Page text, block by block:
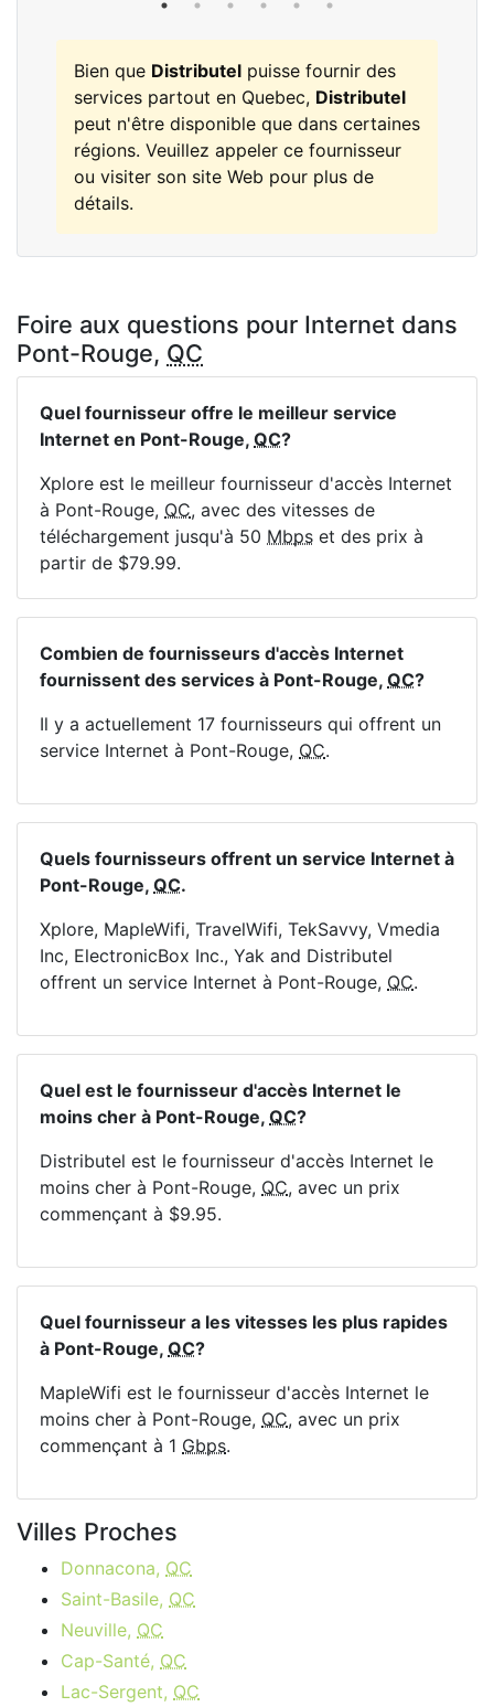
Bien que Distributel puisse fournir des
services partout en Quebec, Distributel
peut n'être disponible que dans certaines
régions. Veuillez appeler ce fournisseur
ou visiter son site Web pour plus de
détails.
Foire aux questions pour Internet dans
Pont-Rouge, QC
Quel fournisseur offre le meilleur service
Internet en Pont-Rouge, QC?
Xplore est le meilleur fournisseur d'accès Internet
à Pont-Rouge, QC, avec des vitesses de
téléchargement jusqu'à 50 Mbps et des prix à
partir de $79.99.
Combien de fournisseurs d'accès Internet
fournissent des services à Pont-Rouge, QC?
Il y a actuellement 17 fournisseurs qui offrent un
service Internet à Pont-Rouge, QC.
Quels fournisseurs offrent un service Internet à
Pont-Rouge, QC.
Xplore, MapleWifi, TravelWifi, TekSavvy, Vmedia
Inc, ElectronicBox Inc., Yak and Distributel
offrent un service Internet à Pont-Rouge, QC.
Quel est le fournisseur d'accès Internet le
moins cher à Pont-Rouge, QC?
Distributel est le fournisseur d'accès Internet le
moins cher à Pont-Rouge, QC, avec un prix
commençant à $9.95.
Quel fournisseur a les vitesses les plus rapides
à Pont-Rouge, QC?
MapleWifi est le fournisseur d'accès Internet le
moins cher à Pont-Rouge, QC, avec un prix
commençant à 1 Gbps.
Villes Proches
Donnacona, QC
Saint-Basile, QC
Neuville, QC
Cap-Santé, QC
Lac-Sergent, QC